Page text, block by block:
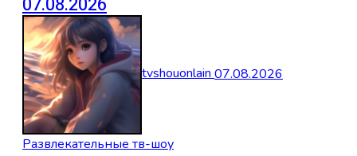
tvshouonlain07.08.2026
Развлекательные тв-шоу